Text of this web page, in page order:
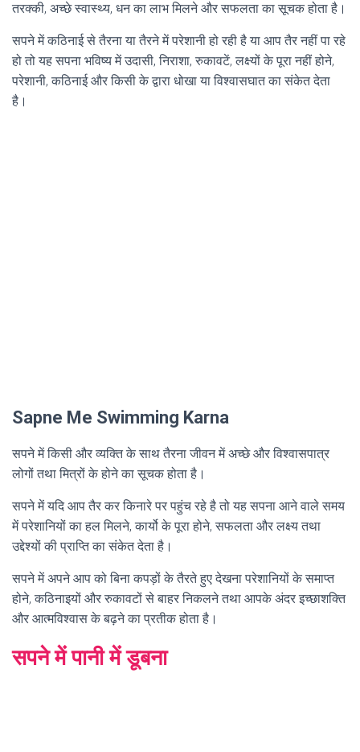
तरक्की, अच्छे स्वास्थ्य, धन का लाभ मिलने और सफलता का सूचक होता है।
सपने में कठिनाई से तैरना या तैरने में परेशानी हो रही है या आप तैर नहीं पा रहे
हो तो यह सपना भविष्य में उदासी, निराशा, रुकावटें, लक्ष्यों के पूरा नहीं होने,
परेशानी, कठिनाई और किसी के द्वारा धोखा या विश्वासघात का संकेत देता
है।
Sapne Me Swimming Karna
सपने में किसी और व्यक्ति के साथ तैरना जीवन में अच्छे और विश्वासपात्र
लोगों तथा मित्रों के होने का सूचक होता है।
सपने में यदि आप तैर कर किनारे पर पहुंच रहे है तो यह सपना आने वाले समय
में परेशानियों का हल मिलने, कार्यो के पूरा होने, सफलता और लक्ष्य तथा
उद्देश्यों की प्राप्ति का संकेत देता है।
सपने में अपने आप को बिना कपड़ों के तैरते हुए देखना परेशानियों के समाप्त
होने, कठिनाइयों और रुकावटों से बाहर निकलने तथा आपके अंदर इच्छाशक्ति
और आत्मविश्वास के बढ़ने का प्रतीक होता है।
सपने में पानी में डूबना